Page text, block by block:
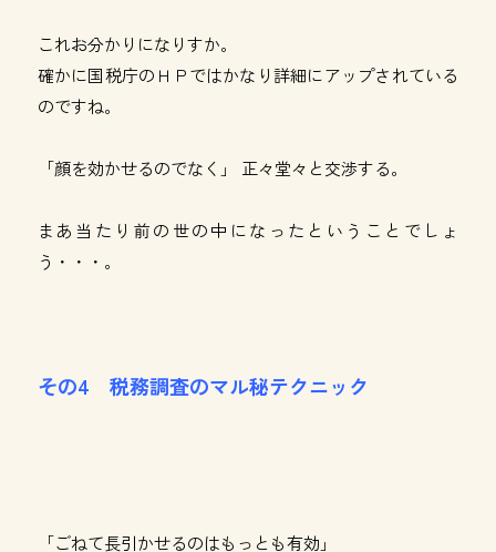
これお分かりになりすか。
確かに国税庁のＨＰではかなり詳細にアップされている
のですね。
「顔を効かせるのでなく」 正々堂々と交渉する。
まあ当たり前の世の中になったということでしょ
う・・・。
その4 税務調査のマル秘テクニック
「ごねて長引かせるのはもっとも有効」